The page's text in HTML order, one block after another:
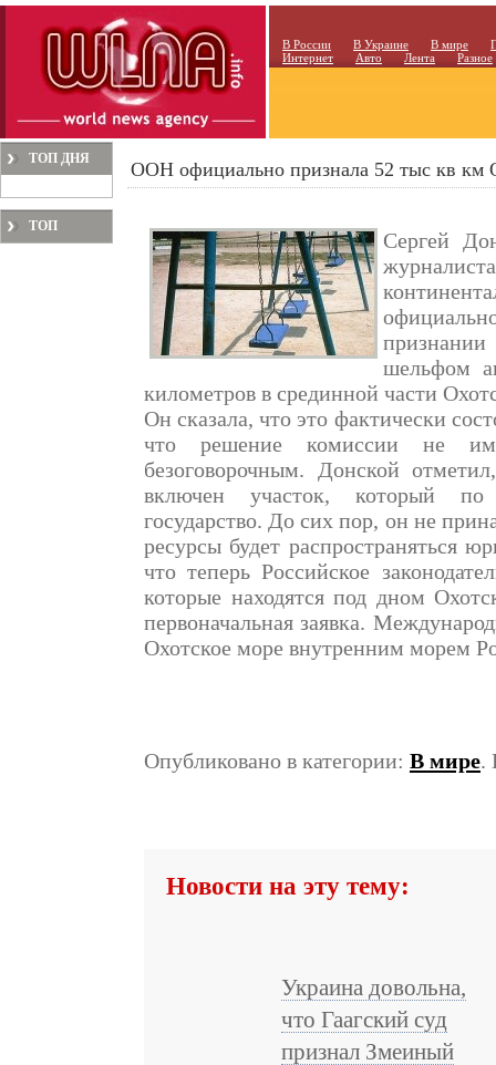
В России В Украине В мире
Интернет
Авто Лента Разное
ТОП ДНЯ
ТОП
ООН официально признала 52 тыс кв км
Сергей
шельфом
километров в срединной части
Он сказала, что это фактически
что решение комиссии не
безоговорочным. Донской
включен участок, который по
государство. До сих пор, он не
ресурсы будет распространяться
что теперь Российское
которые находятся под дном
первоначальная заявка.
Охотское море внутренним морем
Опубликовано в категории: В мире.
Новости на эту тему:
Украина довольна,
что Гаагский суд
признал Змеиный